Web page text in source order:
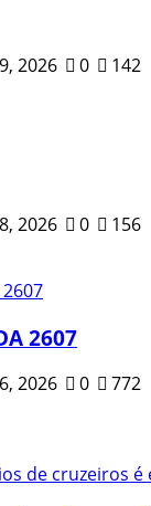
2026 0 142
2026 0 156
2607
2026 0
772